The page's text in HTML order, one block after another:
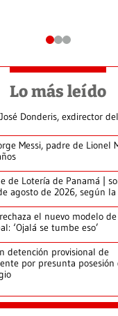
Lo más leído
Donderis, exdirector
Messi, padre de Lionel
de Lotería de Panamá |
agosto de 2026, según la
el nuevo modelo de
‘Ojalá se tumbe eso’
detención provisional de
por presunta posesión